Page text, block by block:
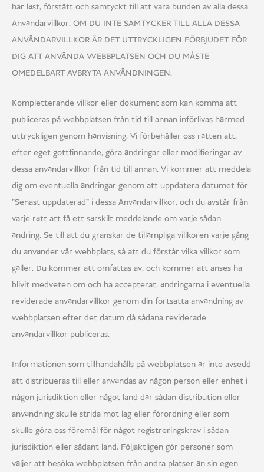
har läst, förstått och samtyckt till att vara bunden av alla dessa
Användarvillkor. OM DU INTE SAMTYCKER TILL ALLA DESSA
ANVÄNDARVILLKOR ÄR DET UTTRYCKLIGEN FÖRBJUDET FÖR
DIG ATT ANVÄNDA WEBBPLATSEN OCH DU MÅSTE
OMEDELBART AVBRYTA ANVÄNDNINGEN.
Kompletterande villkor eller dokument som kan komma att
publiceras på webbplatsen från tid till annan införlivas härmed
uttryckligen genom hänvisning. Vi förbehåller oss rätten att,
efter eget gottfinnande, göra ändringar eller modifieringar av
dessa användarvillkor från tid till annan. Vi kommer att meddela
dig om eventuella ändringar genom att uppdatera datumet för
"Senast uppdaterad" i dessa Användarvillkor, och du avstår från
varje rätt att få ett särskilt meddelande om varje sådan
ändring. Se till att du granskar de tillämpliga villkoren varje gång
du använder vår webbplats, så att du förstår vilka villkor som
gäller. Du kommer att omfattas av, och kommer att anses ha
blivit medveten om och ha accepterat, ändringarna i eventuella
reviderade användarvillkor genom din fortsatta användning av
webbplatsen efter det datum då sådana reviderade
användarvillkor publiceras.
Informationen som tillhandahålls på webbplatsen är inte avsedd
att distribueras till eller användas av någon person eller enhet i
någon jurisdiktion eller något land där sådan distribution eller
användning skulle strida mot lag eller förordning eller som
skulle göra oss föremål för något registreringskrav i sådan
jurisdiktion eller sådant land. Följaktligen gör personer som
väljer att besöka webbplatsen från andra platser än sin egen